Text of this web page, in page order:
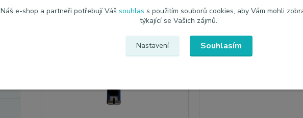
Náš e-shop a partneři potřebují Váš souhlas s použitím souborů cookies, aby Vám mohli
týkající se Vašich zájmů.
Nastavení Souhlasím